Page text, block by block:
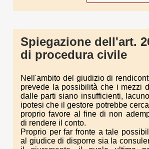
Spiegazione dell'art.
di procedura civile
Nell'ambito del giudizio di
prevede la possibilità che i mezzi
dalle parti siano insufficienti,
ipotesi che il gestore potrebbe
proprio favore al fine di non
di rendere il conto.
Proprio per far fronte a tale
al giudice di disporre sia la